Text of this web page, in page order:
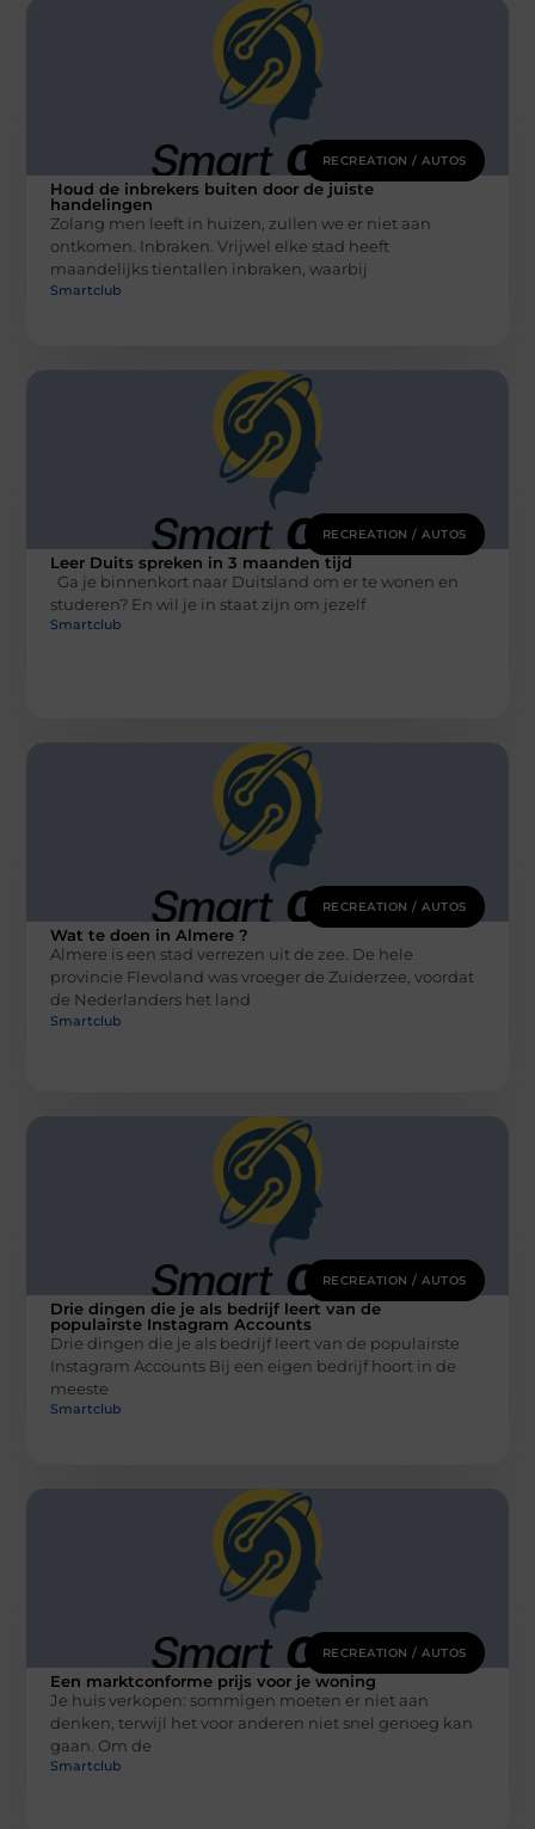
RECREATION / AUTOS
Houd de inbrekers buiten door de juiste
handelingen
Zolang men leeft in huizen, zullen we er niet aan
ontkomen. Inbraken. Vrijwel elke stad heeft
maandelijks tientallen inbraken, waarbij
Smartclub
RECREATION / AUTOS
Leer Duits spreken in 3 maanden tijd
Ga je binnenkort naar Duitsland om er te wonen en
studeren? En wil je in staat zijn om jezelf
Smartclub
RECREATION / AUTOS
Wat te doen in Almere ?
Almere is een stad verrezen uit de zee. De hele
provincie Flevoland was vroeger de Zuiderzee, voordat
de Nederlanders het land
Smartclub
RECREATION / AUTOS
Drie dingen die je als bedrijf leert van de
populairste Instagram Accounts
Drie dingen die je als bedrijf leert van de populairste
Instagram Accounts Bij een eigen bedrijf hoort in de
meeste
Smartclub
RECREATION / AUTOS
Een marktconforme prijs voor je woning
Je huis verkopen: sommigen moeten er niet aan
denken, terwijl het voor anderen niet snel genoeg kan
gaan. Om de
Smartclub